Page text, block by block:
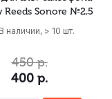
Reeds Sonore №2,5
В наличии, > 10 шт.
400 р.
450р.